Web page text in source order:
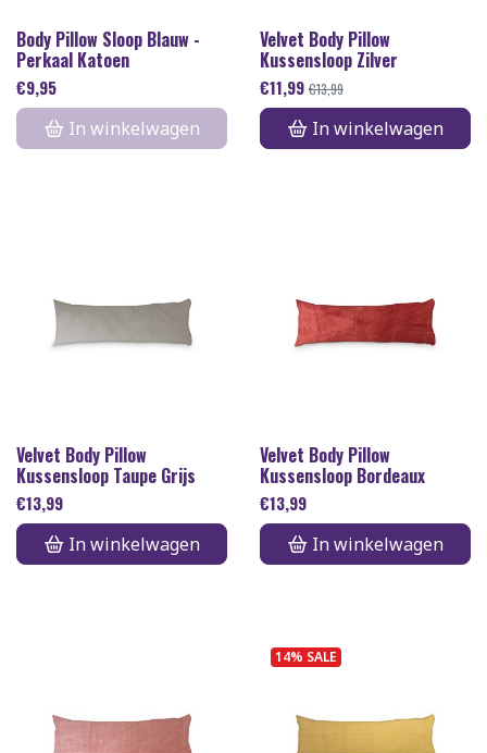
Body Pillow Sloop Blauw -
Perkaal Katoen
€9,95
In winkelwagen
Velvet Body Pillow
Kussensloop Zilver
€11,99 €13,99
In winkelwagen
Velvet Body Pillow
Kussensloop Taupe Grijs
€13,99
In winkelwagen
Velvet Body Pillow
Kussensloop Bordeaux
€13,99
In winkelwagen
14% SALE